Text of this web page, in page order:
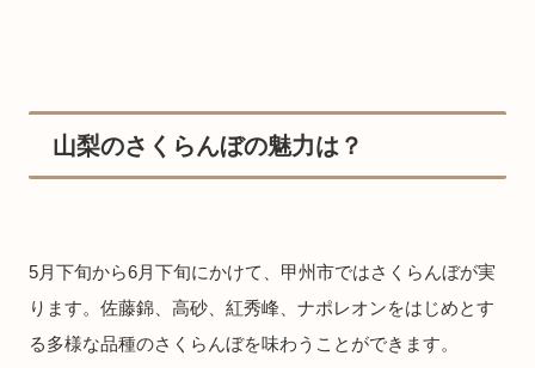
山梨のさくらんぼの魅力は？
5月下旬から6月下旬にかけて、甲州市ではさくらんぼが実
ります。佐藤錦、高砂、紅秀峰、ナポレオンをはじめとす
る多様な品種のさくらんぼを味わうことができます。